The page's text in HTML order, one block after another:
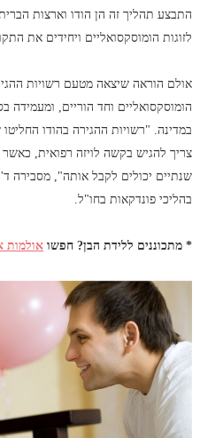
התבצע תהליך זה הן הודו וארצות
לזוגות הומוסקסואליים ויחידים את
אולם הוראה שיצאה מטעם רשויות
הומוסקסואליים וחד הוריים,
במדינה. "רשויות ההגירה בהודו
צריך להגיש בקשה לויזה רפואית,
שנתיים יכולים לקבל אותה", מסבירה
בהליכי פונדקאות בחו"ל.
* מתכוננים ללידת הבן? חפשו אולמות